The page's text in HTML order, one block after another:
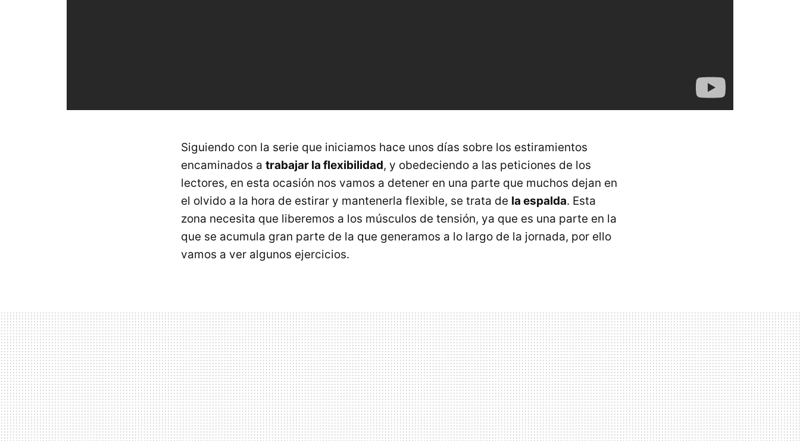
Siguiendo con la serie que iniciamos hace unos días sobre los estiramientos
encaminados a trabajar la flexibilidad, y obedeciendo a las peticiones de los
lectores, en esta ocasión nos vamos a detener en una parte que muchos dejan en
el olvido a la hora de estirar y mantenerla flexible, se trata de la espalda. Esta
zona necesita que liberemos a los músculos de tensión, ya que es una parte en la
que se acumula gran parte de la que generamos a lo largo de la jornada, por ello
vamos a ver algunos ejercicios.